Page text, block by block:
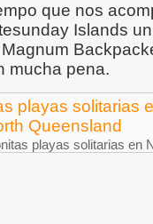
que nos
Islands
mucha pena.
playas solitarias en